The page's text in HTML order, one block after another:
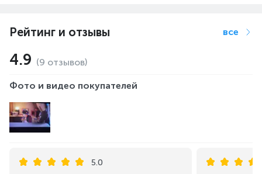
Рейтинг и отзывы все
4.9 (9 отзывов)
Фото и видео покупателей
5.0